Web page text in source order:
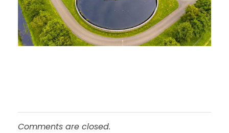
Comments are closed.